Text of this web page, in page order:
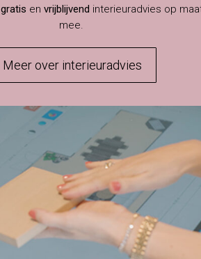
gratis en vrijblijvend interieuradvies op
mee.
Meer over interieuradvies